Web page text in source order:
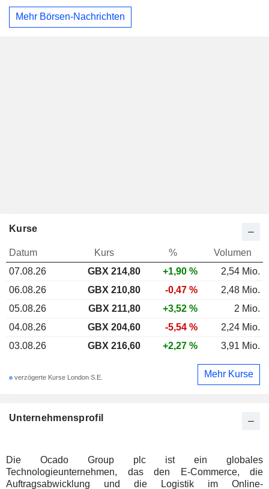
Mehr Börsen-Nachrichten
Unternehmensprofil
Die Ocado Group plc ist ein globales
Technologieunternehmen, das den E-Commerce, die
Auftragsabwicklung und die Logistik im Online-
Kurse
Datum Kurs %
Volumen
07.08.26
GBX 214,80 +1,90 %
2,54 Mio.
06.08.26
GBX 210,80 -0,47 %
2,48 Mio.
05.08.26
GBX 211,80 +3,52 %
2 Mio.
04.08.26
GBX 204,60 -5,54 %
2,24 Mio.
03.08.26
GBX 216,60 +2,27 % 3,91 Mio.
verzögerte Kurse London S.E. Mehr Kurse